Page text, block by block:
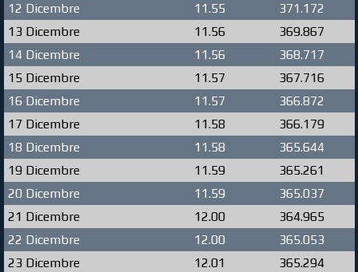
12 Dicembre
11.55
371.172
13 Dicembre
11.56
369.867
14 Dicembre
11.56
368.717
15 Dicembre
11.57
367.716
16 Dicembre
11.57
366.872
17 Dicembre
11.58
366.179
18 Dicembre
11.58
365.644
19 Dicembre
11.59
365.261
20 Dicembre
11.59
365.037
21 Dicembre
12.00
364.965
22 Dicembre
12.00
365.053
23 Dicembre
12.01
365.294